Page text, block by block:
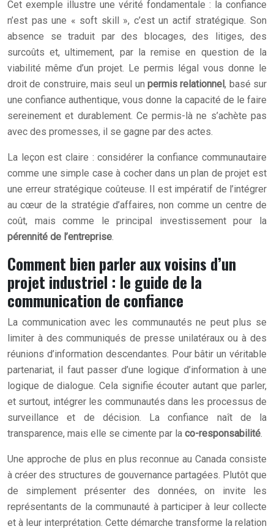
Cet exemple illustre une vérité fondamentale : la confiance
n’est pas une « soft skill », c’est un actif stratégique. Son
absence se traduit par des blocages, des litiges, des
surcoûts et, ultimement, par la remise en question de la
viabilité même d’un projet. Le permis légal vous donne le
droit de construire, mais seul un permis relationnel, basé sur
une confiance authentique, vous donne la capacité de le faire
sereinement et durablement. Ce permis-là ne s’achète pas
avec des promesses, il se gagne par des actes.
La leçon est claire : considérer la confiance communautaire
comme une simple case à cocher dans un plan de projet est
une erreur stratégique coûteuse. Il est impératif de l’intégrer
au cœur de la stratégie d’affaires, non comme un centre de
coût, mais comme le principal investissement pour la
pérennité de l’entreprise.
Comment bien parler aux voisins d’un
projet industriel : le guide de la
communication de confiance
La communication avec les communautés ne peut plus se
limiter à des communiqués de presse unilatéraux ou à des
réunions d’information descendantes. Pour bâtir un véritable
partenariat, il faut passer d’une logique d’information à une
logique de dialogue. Cela signifie écouter autant que parler,
et surtout, intégrer les communautés dans les processus de
surveillance et de décision. La confiance naît de la
transparence, mais elle se cimente par la co-responsabilité.
Une approche de plus en plus reconnue au Canada consiste
à créer des structures de gouvernance partagées. Plutôt que
de simplement présenter des données, on invite les
représentants de la communauté à participer à leur collecte
et à leur interprétation. Cette démarche transforme la relation